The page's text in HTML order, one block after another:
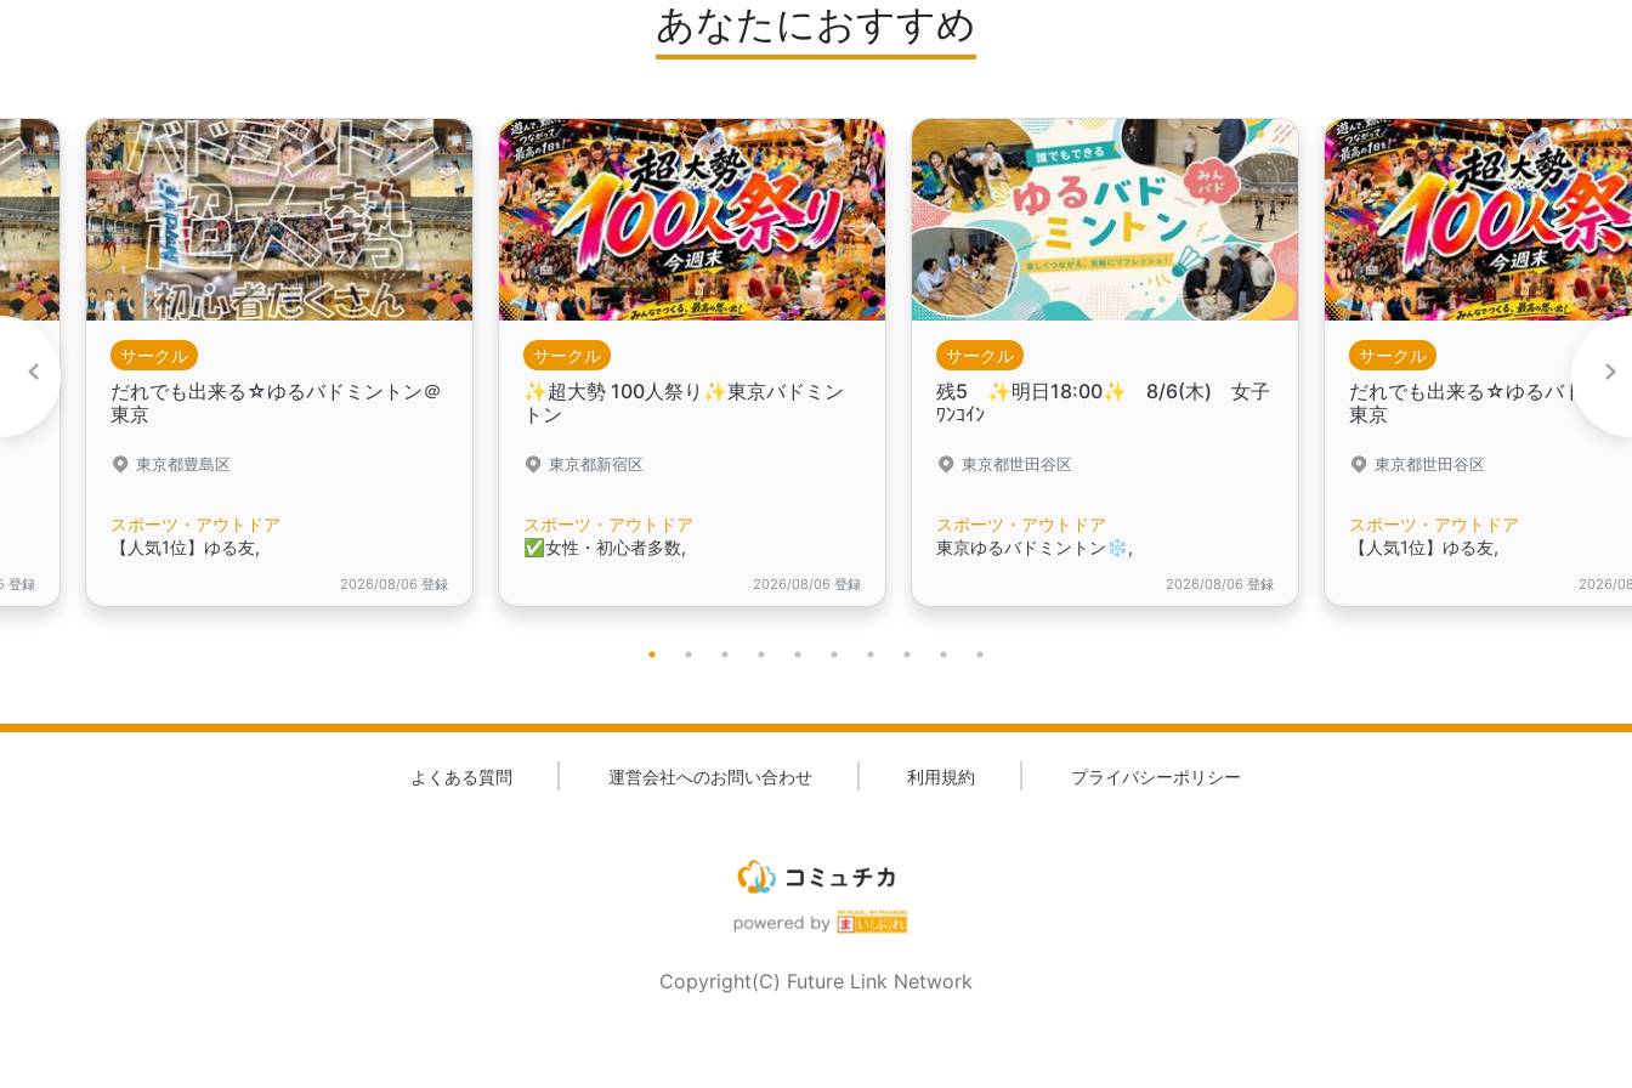
あなたにおすすめ
登録
サークル
だれでも出来る☆ゆるバドミントン＠
東京
東京都豊島区
スポーツ・アウトドア
【人気1位】ゆる友,
2026/08/06 登録
サークル
✨️超大勢 100人祭り✨️東京バドミン
トン
東京都新宿区
スポーツ・アウトドア
✅️女性・初心者多数,
2026/08/06 登録
サークル
残5 ✨️明日18:00✨️ 8/6(木) 女子
ﾜﾝｺｲﾝ
東京都世田谷区
スポーツ・アウトドア
東京ゆるバドミントン❄️,
2026/08/06 登録
サークル
だれでも出来る☆ゆるバドミン
東京
東京都世田谷区
スポーツ・アウトドア
【人気1位】ゆる友,
2026/
よくある質問 運営会社へのお問い合わせ 利用規約 プライバシーポリシー
Copyright(C) Future Link Network